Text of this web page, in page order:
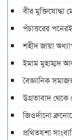
বীর
পঁচাত্তরের
শহীদ জায়া
ইমাম মুহাম্মদ
বৈজ্ঞানিক
উগ্রতাবাদ
জিওর্দানো
প্রথিতযশা